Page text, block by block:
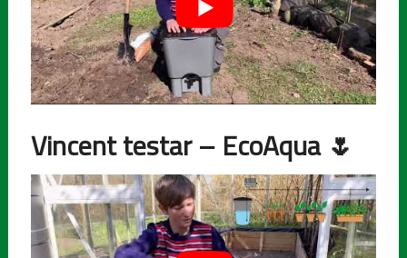
Vincent testar – EcoAqua 🌷